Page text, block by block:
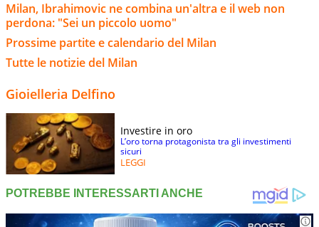
Milan, Ibrahimovic ne combina un'altra e il web non
perdona: "Sei un piccolo uomo"
Prossime partite e calendario del Milan
Tutte le notizie del Milan
Gioielleria Delfino
Investire in oro
L’oro torna protagonista tra gli investimenti
sicuri
LEGGI